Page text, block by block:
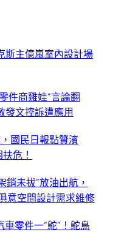
斯主億嵐室內設計場
件商雞娃”言論翻
發文控訴遭應用
國民日報點贊濱
危！
銷未拔”放油出航，
意空間設計需求維修
車零件一“鴕”！鴕鳥